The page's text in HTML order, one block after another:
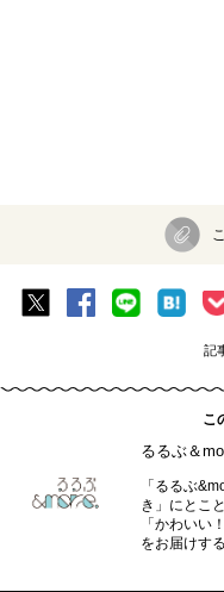
記
こ
るるぶ＆
「るるぶ
き」にとこ
「かわいい
をお届けす